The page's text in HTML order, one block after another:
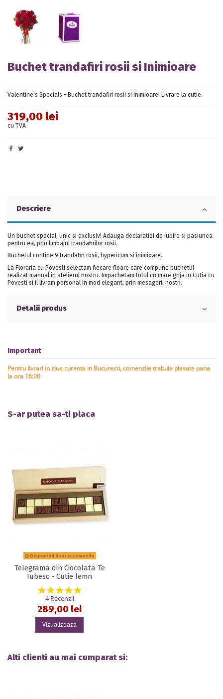
Buchet trandafiri rosii si Inimioare
Valentine's Specials - Buchet trandafiri rosii si inimioare! Livrare la cutie.
319,00 lei
cu TVA
Descriere
Un buchet special, unic si exclusiv! Adauga declaratiei de iubire si pasiunea
pentru ea, prin limbajul trandafirilor rosii.
Buchetul contine 9 trandafiri rosii, hypericum si inimioare.
La Floraria cu Povesti selectam fiecare floare care compune buchetul
realizat manual in atelierul nostru. Impachetam totul cu mare grija in Cutia cu
Povesti si il livram personal in mod elegant, prin mesagerii nostri.
Detalii produs
Important
Pentru livrari in ziua curenta in Bucuresti, comenzile trebuie plasate pana
la ora 16:00
S-ar putea sa-ti placa
Disponibil doar la comanda
Telegrama din Ciocolata Te
Iubesc - Cutie lemn
5.0 star rating
4 Recenzii
289,00 lei
Vizualizeaza
Alti clienti au mai cumparat si: